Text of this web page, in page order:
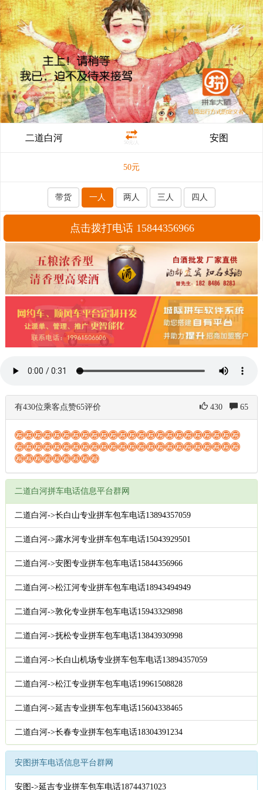
二道白河 50元/人 安图
50元
带货 一人 两人 三人 四人
点击拨打电话 15844356966
有430位乘客点赞65评价 430 65
二道白河拼车电话信息平台群网
二道白河->长白山专业拼车包车电话13894357059
二道白河->露水河专业拼车包车电话15043929501
二道白河->安图专业拼车包车电话15844356966
二道白河->松江河专业拼车包车电话18943494949
二道白河->敦化专业拼车包车电话15943329898
二道白河->抚松专业拼车包车电话13843930998
二道白河->长白山机场专业拼车包车电话13894357059
二道白河->松江专业拼车包车电话19961508828
二道白河->延吉专业拼车包车电话15604338465
二道白河->长春专业拼车包车电话18304391234
安图拼车电话信息平台群网
安图->延吉专业拼车包车电话18744371023